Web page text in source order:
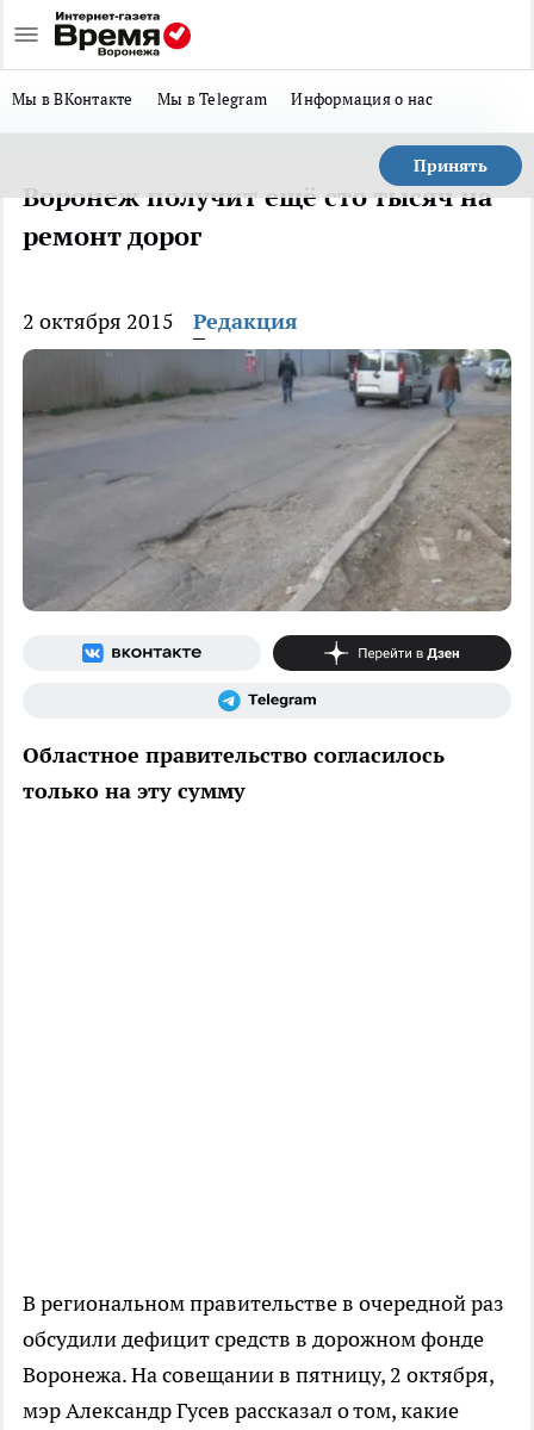
Мы в ВКонтакте Мы в Telegram Информация о нас
Принять
Воронеж получит ещё сто тысяч на
ремонт дорог
2 октября 2015 Редакция
Областное правительство согласилось
только на эту сумму
В региональном правительстве в очередной раз
обсудили дефицит средств в дорожном фонде
Воронежа. На совещании в пятницу, 2 октября,
мэр Александр Гусев рассказал о том, какие